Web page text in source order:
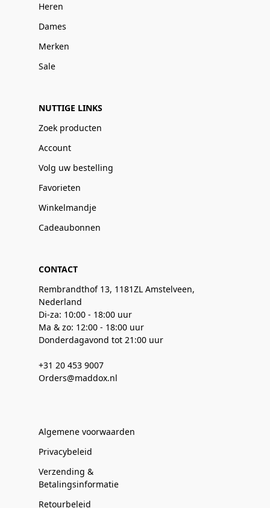
Heren
Dames
Merken
Sale
NUTTIGE LINKS
Zoek producten
Account
Volg uw bestelling
Favorieten
Winkelmandje
Cadeaubonnen
CONTACT
Rembrandthof 13, 1181ZL Amstelveen,
Nederland
Di-za: 10:00 - 18:00 uur
Ma & zo: 12:00 - 18:00 uur
Donderdagavond tot 21:00 uur
+31 20 453 9007
Orders@maddox.nl
Algemene voorwaarden
Privacybeleid
Verzending &
Betalingsinformatie
Retourbeleid